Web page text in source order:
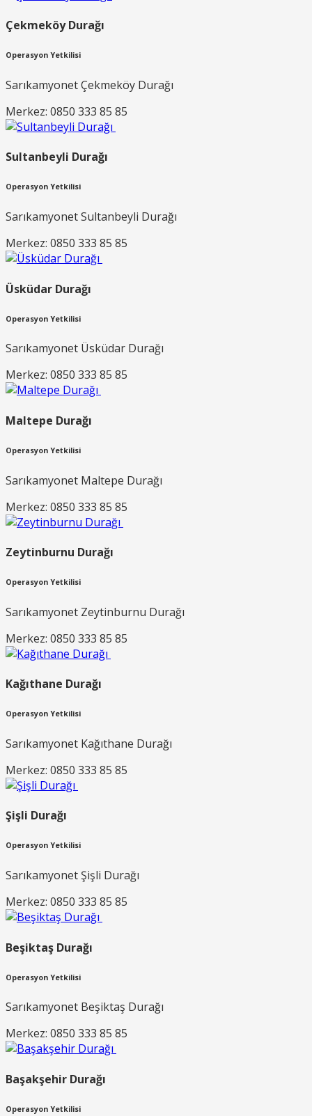
Çekmeköy Durağı
Operasyon Yetkilisi
Sarıkamyonet Çekmeköy Durağı
Merkez: 0850 333 85 85
Sultanbeyli Durağı
Operasyon Yetkilisi
Sarıkamyonet Sultanbeyli Durağı
Merkez: 0850 333 85 85
Üsküdar Durağı
Operasyon Yetkilisi
Sarıkamyonet Üsküdar Durağı
Merkez: 0850 333 85 85
Maltepe Durağı
Operasyon Yetkilisi
Sarıkamyonet Maltepe Durağı
Merkez: 0850 333 85 85
Zeytinburnu Durağı
Operasyon Yetkilisi
Sarıkamyonet Zeytinburnu Durağı
Merkez: 0850 333 85 85
Kağıthane Durağı
Operasyon Yetkilisi
Sarıkamyonet Kağıthane Durağı
Merkez: 0850 333 85 85
Şişli Durağı
Operasyon Yetkilisi
Sarıkamyonet Şişli Durağı
Merkez: 0850 333 85 85
Beşiktaş Durağı
Operasyon Yetkilisi
Sarıkamyonet Beşiktaş Durağı
Merkez: 0850 333 85 85
Başakşehir Durağı
Operasyon Yetkilisi